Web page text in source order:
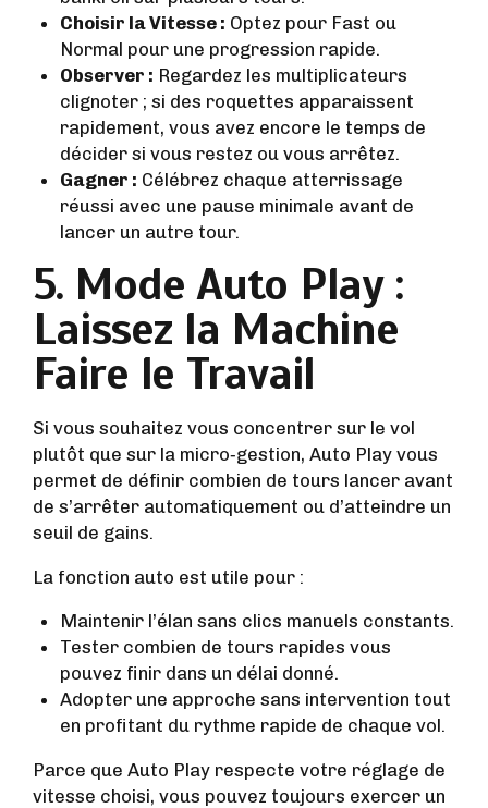
Choisir la Vitesse : Optez pour Fast ou
Normal pour une progression rapide.
Observer : Regardez les multiplicateurs
clignoter ; si des roquettes apparaissent
rapidement, vous avez encore le temps de
décider si vous restez ou vous arrêtez.
Gagner : Célébrez chaque atterrissage
réussi avec une pause minimale avant de
lancer un autre tour.
5. Mode Auto Play :
Laissez la Machine
Faire le Travail
Si vous souhaitez vous concentrer sur le vol
plutôt que sur la micro‑gestion, Auto Play vous
permet de définir combien de tours lancer avant
de s’arrêter automatiquement ou d’atteindre un
seuil de gains.
La fonction auto est utile pour :
Maintenir l’élan sans clics manuels constants.
Tester combien de tours rapides vous
pouvez finir dans un délai donné.
Adopter une approche sans intervention tout
en profitant du rythme rapide de chaque vol.
Parce que Auto Play respecte votre réglage de
vitesse choisi, vous pouvez toujours exercer un